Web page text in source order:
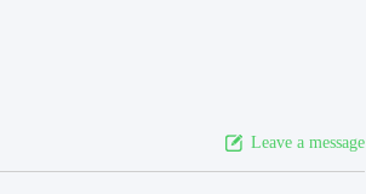
Leave a message